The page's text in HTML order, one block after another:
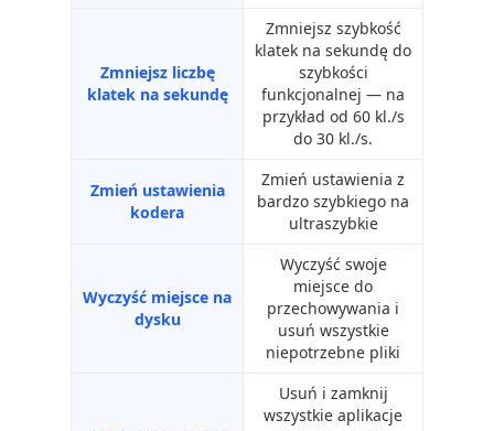
Zmniejsz liczbę
klatek na sekundę
Zmniejsz szybkość
klatek na sekundę do
szybkości
funkcjonalnej — na
przykład od 60 kl./s
do 30 kl./s.
Zmień ustawienia
kodera
Zmień ustawienia z
bardzo szybkiego na
ultraszybkie
Wyczyść miejsce na
dysku
Wyczyść swoje
miejsce do
przechowywania i
usuń wszystkie
niepotrzebne pliki
Usuń i zamknij
wszystkie aplikacje